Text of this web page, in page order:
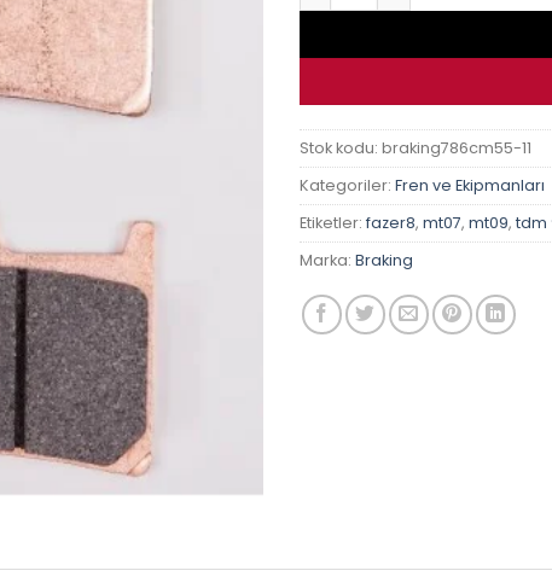
Stok kodu: braking786cm55-11
Kategoriler: Fren ve Ekipmanları
Etiketler: fazer8, mt07, mt09, tdm
Marka: Braking